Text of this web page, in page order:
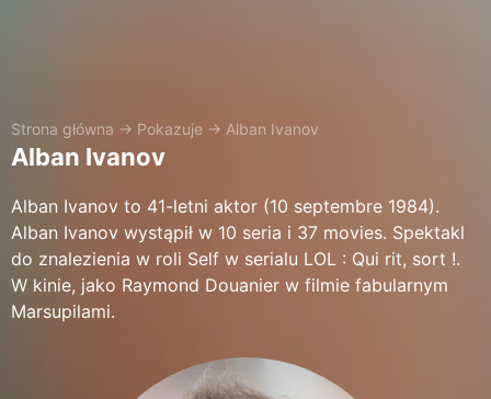
Strona główna → Pokazuje → Alban Ivanov
Alban Ivanov
Alban Ivanov to 41-letni aktor (10 septembre 1984).
Alban Ivanov wystąpił w 10 seria i 37 movies. Spektakl
do znalezienia w roli Self w serialu LOL : Qui rit, sort !.
W kinie, jako Raymond Douanier w filmie fabularnym
Marsupilami.